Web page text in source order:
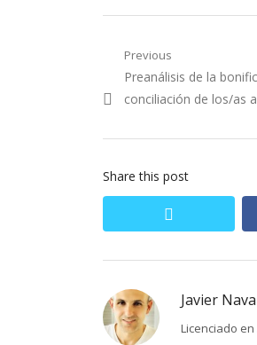
Navegación
de
Previous
Previous
post:
Preanálisis de la
conciliación de los/as
Share this post
Javier
Licenciado